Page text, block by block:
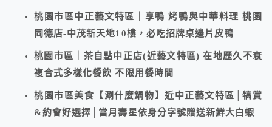
桃園市區中正藝文特區｜享鴨 烤鴨與中華料理 桃園
同德店-中茂新天地10樓，必吃招牌桌邊片皮鴨
桃園市區｜茶自點中正店(近藝文特區) 在地歷久不衰
複合式多樣化餐飲 不限用餐時間
桃園市區美食【涮什麼鍋物】近中正藝文特區│犒賞
&約會好選擇│當月壽星依身分字號贈送新鮮大白蝦